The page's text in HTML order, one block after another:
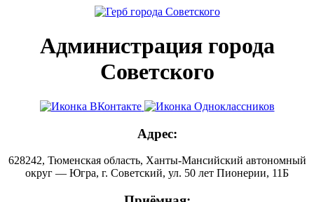
Администрация города
Советского
Адрес:
628242, Тюменская область, Ханты-Мансийский автономный
округ — Югра, г. Советский, ул. 50 лет Пионерии, 11Б